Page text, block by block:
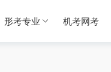
形考专业 机考网考